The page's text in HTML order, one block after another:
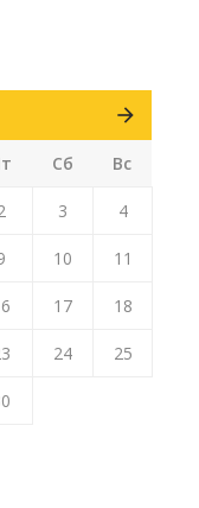
Сб Вс
3 4
10 11
17 18
24 25